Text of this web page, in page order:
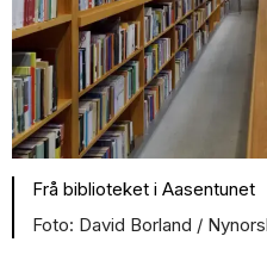
Frå biblioteket i Aasentunet
David Borland /